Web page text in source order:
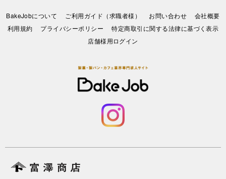
BakeJobについて ご利用ガイド（求職者様） お問い合わせ
会社概要
利⽤規約
プライバシーポリシー
特定商取引に関する法律に基づく表示
店舗様用ログイン